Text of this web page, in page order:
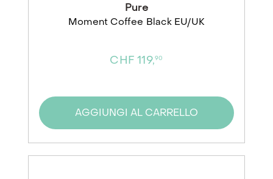
Pure
Moment Coffee Black EU/UK
CHF 119,90
AGGIUNGI AL CARRELLO